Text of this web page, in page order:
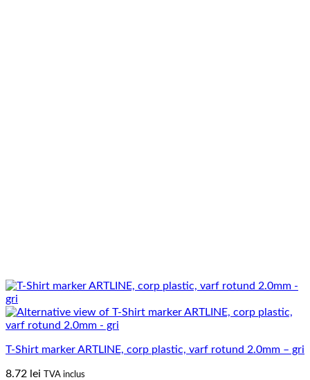
T-Shirt marker ARTLINE, corp plastic, varf rotund 2.0mm – gri
8.72 lei TVA inclus